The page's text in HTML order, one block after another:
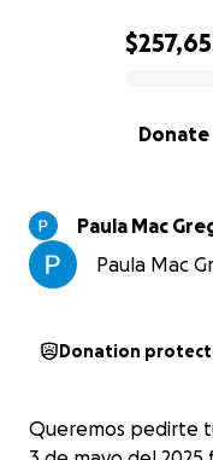
0% complete
Donate
Paula Mac
Paula Mac
Donation
Queremos pedirte